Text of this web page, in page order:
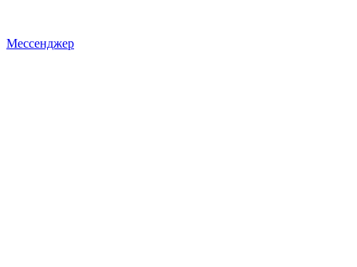
Мессенджер